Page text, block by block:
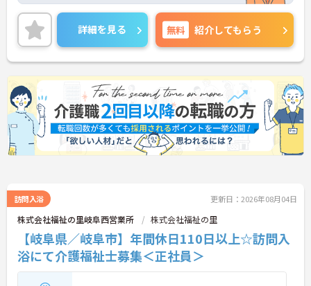
勤らくらくです◎
ご興味のある方には、面接対策ポイントなど、さら
に詳細をお話しいたしますのでお気軽にご相談くだ
さい！
詳細を見る 無料 紹介してもらう
訪問入浴 更新日：2026年08月04日
株式会社福祉の里岐阜西営業所 株式会社福祉の里
【岐阜県／岐阜市】年間休日110日以上☆訪問入
浴にて介護福祉士募集＜正社員＞